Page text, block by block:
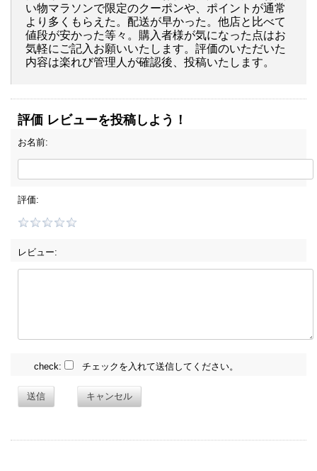
い物マラソンで限定のクーポンや、ポイントが通常
より多くもらえた。配送が早かった。他店と比べて
値段が安かった等々。購入者様が気になった点はお
気軽にご記入お願いいたします。評価のいただいた
内容は楽れび管理人が確認後、投稿いたします。
評価 レビューを投稿しよう！
お名前:
評価:
レビュー:
check: チェックを入れて送信してください。
送信 キャンセル